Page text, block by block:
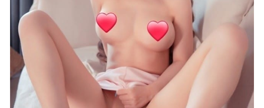
[89+1P/905MB]
2024-04-12
尤蜜荟 – 2020.01.22 Vol.411 葛征Model[48+1P281M]
11-07
rioko凉凉子 – NO.135 蔚蓝档案 导游 椿 [62P12V-1.03G]
2024-07-09
[Xiuren秀人网]2023.05.23 NO.6785 柚琪Rich[60+1P／
514MB]
2023-10-27